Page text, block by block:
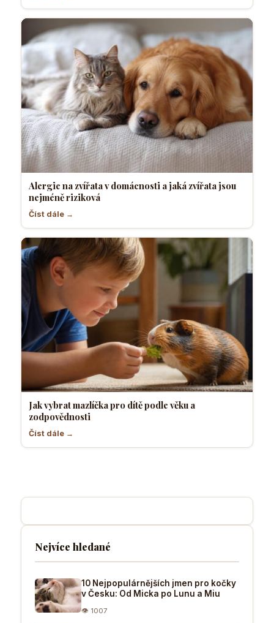
Alergie na zvířata v domácnosti a jaká zvířata jsou
nejméně riziková
Číst dále →
Jak vybrat mazlíčka pro dítě podle věku a
zodpovědnosti
Číst dále →
Nejvíce hledané
10 Nejpopulárnějších jmen pro kočky
v Česku: Od Micka po Lunu a Miu
👁 1007